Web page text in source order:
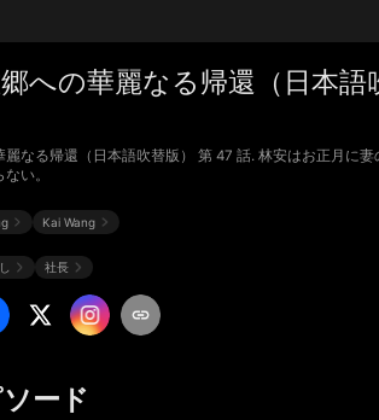
への華麗なる帰還（日本
麗なる帰還（日本語吹替版） 第 47 話. 林安はお正月に
い。
Kai Wang
社長
ード